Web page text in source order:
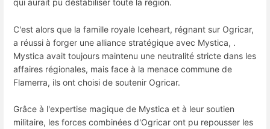
qui aurait pu déstabiliser toute la région.
C'est alors que la famille royale Iceheart, régnant sur Ogricar,
a réussi à forger une alliance stratégique avec Mystica, .
Mystica avait toujours maintenu une neutralité stricte dans les
affaires régionales, mais face à la menace commune de
Flamerra, ils ont choisi de soutenir Ogricar.
Grâce à l'expertise magique de Mystica et à leur soutien
militaire, les forces combinées d'Ogricar ont pu repousser les